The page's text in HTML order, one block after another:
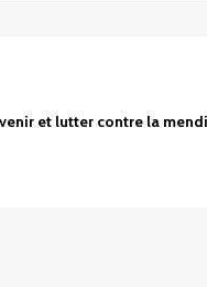
et lutter contre la